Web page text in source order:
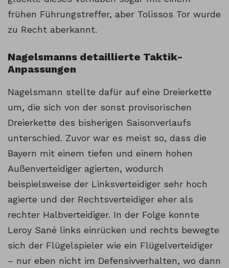
frühen Führungstreffer, aber Tolissos Tor wurde
zu Recht aberkannt.
Nagelsmanns detaillierte Taktik-
Anpassungen
Nagelsmann stellte dafür auf eine Dreierkette
um, die sich von der sonst provisorischen
Dreierkette des bisherigen Saisonverlaufs
unterschied. Zuvor war es meist so, dass die
Bayern mit einem tiefen und einem hohen
Außenverteidiger agierten, wodurch
beispielsweise der Linksverteidiger sehr hoch
agierte und der Rechtsverteidiger eher als
rechter Halbverteidiger. In der Folge konnte
Leroy Sané links einrücken und rechts bewegte
sich der Flügelspieler wie ein Flügelverteidiger
– nur eben nicht im Defensivverhalten, wo dann